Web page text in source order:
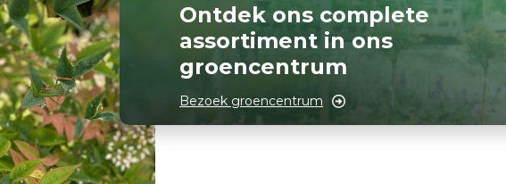
Ontdek ons complete
assortiment in ons
groencentrum
Bezoek groencentrum